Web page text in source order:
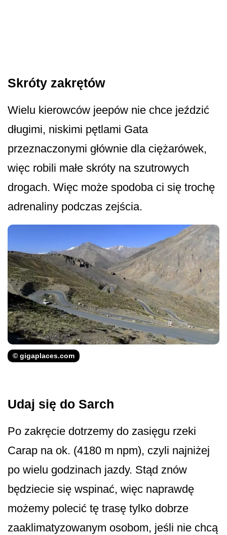
Skróty zakrętów
Wielu kierowców jeepów nie chce jeździć
długimi, niskimi pętlami Gata
przeznaczonymi głównie dla ciężarówek,
więc robili małe skróty na szutrowych
drogach. Więc może spodoba ci się trochę
adrenaliny podczas zejścia.
© gigaplaces.com
Udaj się do Sarch
Po zakręcie dotrzemy do zasięgu rzeki
Carap na ok. (4180 m npm), czyli najniżej
po wielu godzinach jazdy. Stąd znów
będziecie się wspinać, więc naprawdę
możemy polecić tę trasę tylko dobrze
zaaklimatyzowanym osobom, jeśli nie chcą